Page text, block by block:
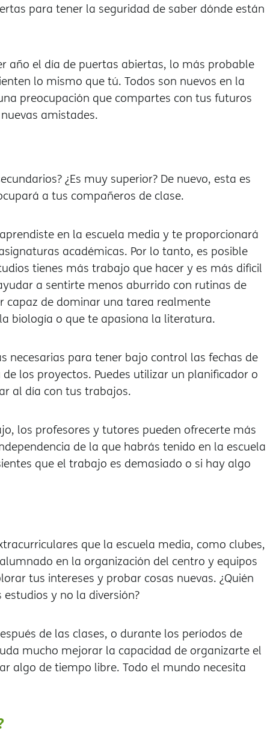
para tener la seguridad de saber dónde están
año el día de puertas abiertas, lo más probable
lo mismo que tú. Todos son nuevos en la
preocupación que compartes con tus futuros
amistades.
¿Es muy superior? De nuevo, esta es
a tus compañeros de clase.
en la escuela media y te proporcionar
académicas. Por lo tanto, es posible
tienes más trabajo que hacer y es más difícil
a sentirte menos aburrido con rutinas de
capaz de dominar una tarea realmente
biología o que te apasiona la literatura.
necesarias para tener bajo control las fechas de
los proyectos. Puedes utilizar un planificador o
al día con tus trabajos.
los profesores y tutores pueden ofrecerte más
de la que habrás tenido en la escuela
que el trabajo es demasiado o si hay algo
que la escuela media, como clubes,
en la organización del centro y equipos
tus intereses y probar cosas nuevas. ¿Quién
y no la diversión?
de las clases, o durante los períodos de
mucho mejorar la capacidad de organizarte el
algo de tiempo libre. Todo el mundo necesita